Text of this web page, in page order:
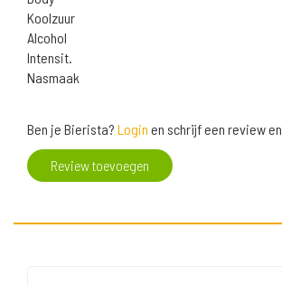
Koolzuur
Alcohol
Intensit.
Nasmaak
Ben je Bierista? Login en schrijf een review
Review toevoegen